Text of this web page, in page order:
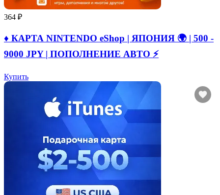
364 ₽
♦️ КАРТА NINTENDO eShop | ЯПОНИЯ 🌍 | 500 -
9000 JPY | ПОПОЛНЕНИЕ АВТО ⚡
Купить